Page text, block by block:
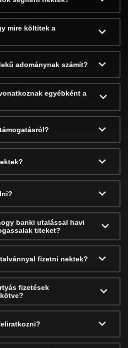
mire költitek a
adománynak számít?
egyébként a
banki utalással havi
titeket?
fizetni nektek?
fizetések